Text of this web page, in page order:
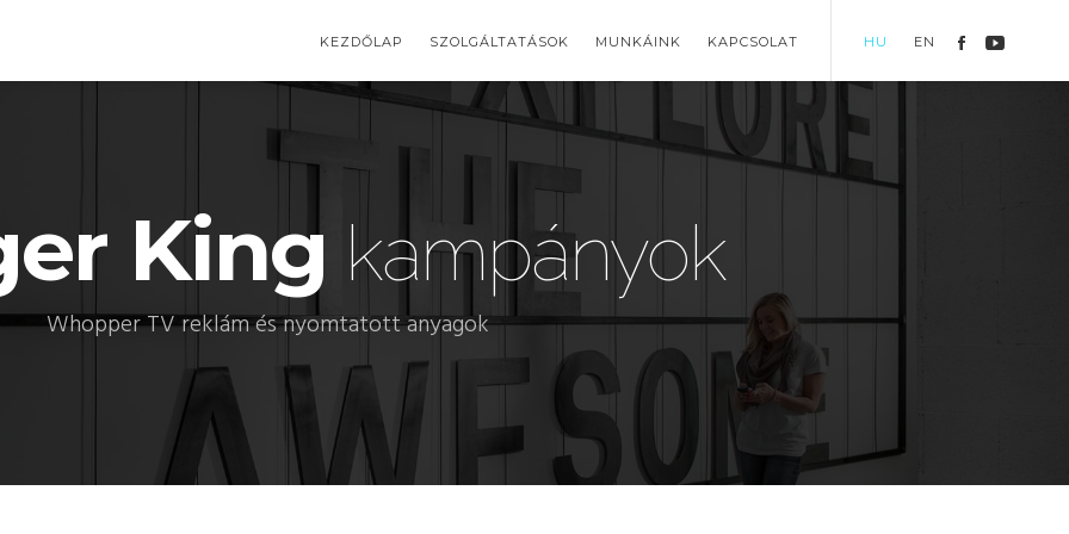
KEZDŐLAP SZOLGÁLTATÁSOK MUNKÁINK KAPCSOLAT HU EN
King kampányok
Whopper TV reklám és nyomtatott anyagok